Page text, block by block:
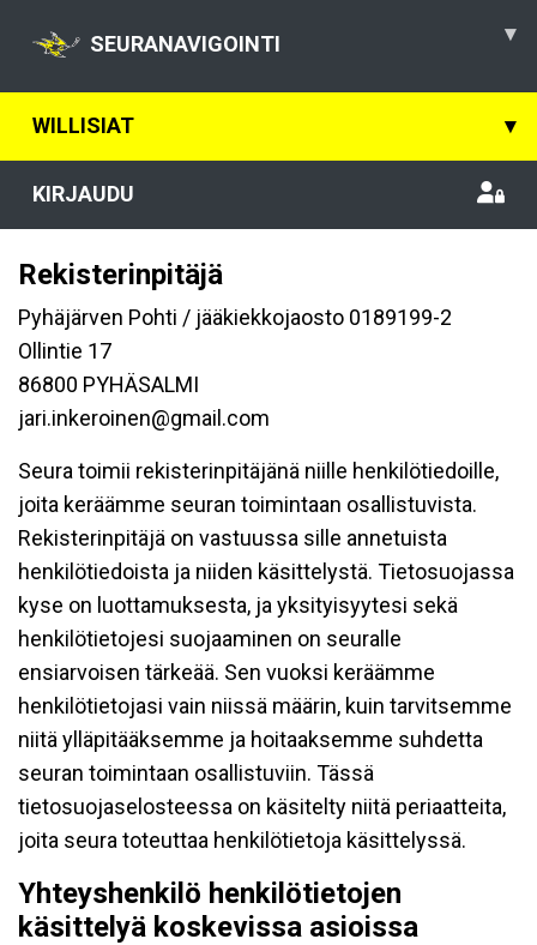
SEURANAVIGOINTI ▾
WILLISIAT ▾
KIRJAUDU
Rekisterinpitäjä
Pyhäjärven Pohti / jääkiekkojaosto 0189199-2
Ollintie 17
86800 PYHÄSALMI
jari.inkeroinen@gmail.com
Seura toimii rekisterinpitäjänä niille henkilötiedoille,
joita keräämme seuran toimintaan osallistuvista.
Rekisterinpitäjä on vastuussa sille annetuista
henkilötiedoista ja niiden käsittelystä. Tietosuojassa
kyse on luottamuksesta, ja yksityisyytesi sekä
henkilötietojesi suojaaminen on seuralle
ensiarvoisen tärkeää. Sen vuoksi keräämme
henkilötietojasi vain niissä määrin, kuin tarvitsemme
niitä ylläpitääksemme ja hoitaaksemme suhdetta
seuran toimintaan osallistuviin. Tässä
tietosuojaselosteessa on käsitelty niitä periaatteita,
joita seura toteuttaa henkilötietoja käsittelyssä.
Yhteyshenkilö henkilötietojen
käsittelyä koskevissa asioissa